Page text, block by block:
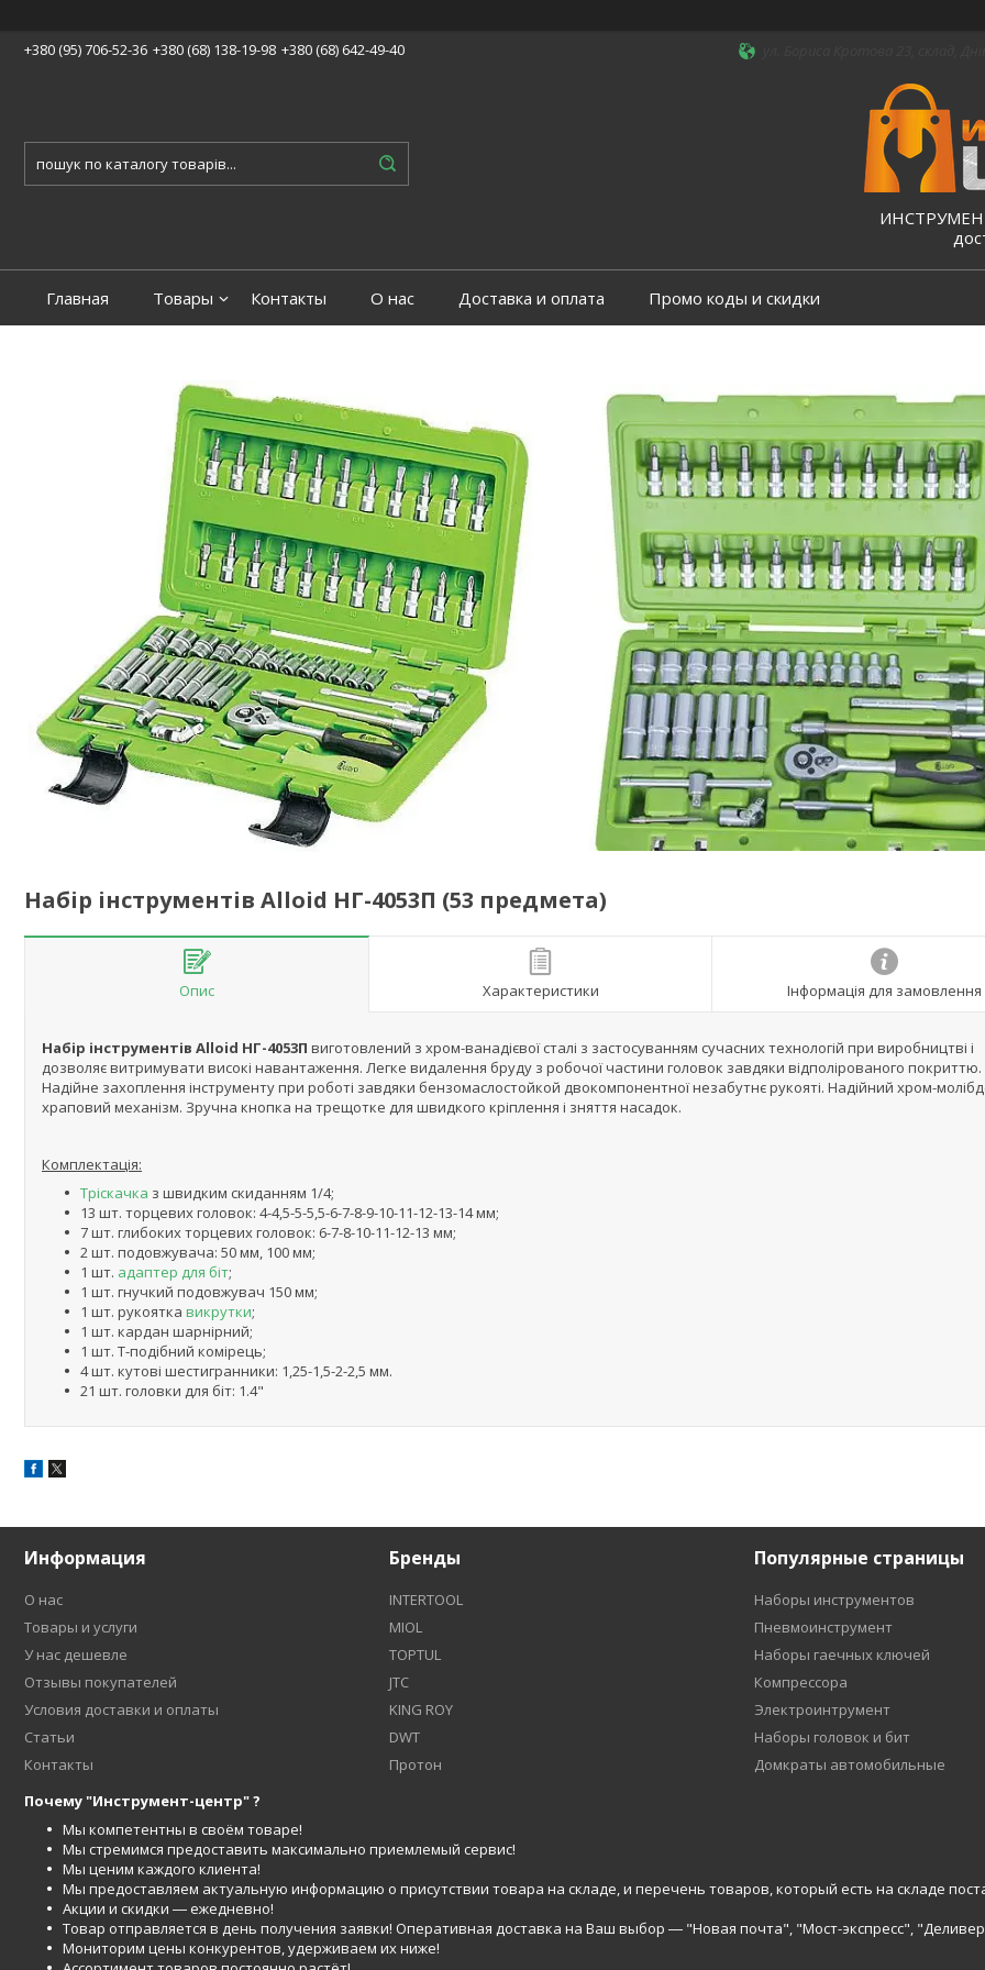
+380 (95) 706-52-36 +380 (68) 138-19-98 +380 (68) 642-49-40
Главная Товары Контакты О нас Доставка и оплата Промо коды и скидки
Набір інструментів Alloid НГ-4053П (53 предмета)
Опис Характеристики Інформація для замовлення
Набір інструментів Alloid НГ-4053П виготовлений з хром-ванадієвої сталі з застосуванням сучасних технологій при виробництві і
дозволяє витримувати високі навантаження. Легке видалення бруду з робочої частини головок завдяки відполірованого покриттю.
Надійне захоплення інструменту при роботі завдяки бензомаслостойкой двокомпонентної незабутнє рукояті. Надійний хром-
храповий механізм. Зручна кнопка на трещотке для швидкого кріплення і зняття насадок.
Комплектація:
Тріскачка з швидким скиданням 1/4;
13 шт. торцевих головок: 4-4,5-5-5,5-6-7-8-9-10-11-12-13-14 мм;
7 шт. глибоких торцевих головок: 6-7-8-10-11-12-13 мм;
2 шт. подовжувача: 50 мм, 100 мм;
1 шт. адаптер для біт;
1 шт. гнучкий подовжувач 150 мм;
1 шт. рукоятка викрутки;
1 шт. кардан шарнірний;
1 шт. Т-подібний комірець;
4 шт. кутові шестигранники: 1,25-1,5-2-2,5 мм.
21 шт. головки для біт: 1.4"
Информация
О нас
Товары и услуги
У нас дешевле
Отзывы покупателей
Условия доставки и оплаты
Статьи
Контакты
Бренды
INTERTOOL
MIOL
TOPTUL
JTC
KING ROY
DWT
Протон
Популярные страницы
Наборы инструментов
Пневмоинструмент
Наборы гаечных ключей
Компрессора
Электроинтрумент
Наборы головок и бит
Домкраты автомобильные
Почему "Инструмент-центр" ?
Мы компетентны в своём товаре!
Мы стремимся предоставить максимально приемлемый сервис!
Мы ценим каждого клиента!
Мы предоставляем актуальную информацию о присутствии товара на складе, и перечень товаров, который есть на складе
Акции и скидки ― ежедневно!
Товар отправляется в день получения заявки! Оперативная доставка на Ваш выбор ― "Новая почта", "Мост-экспресс",
Мониторим цены конкурентов, удерживаем их ниже!